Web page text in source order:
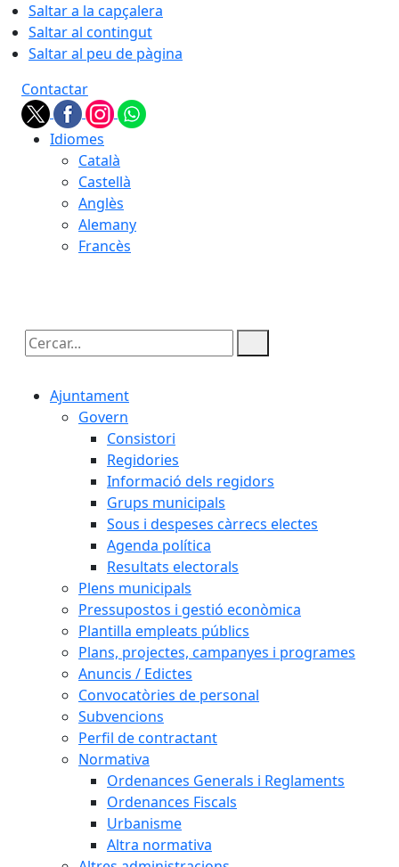
Saltar a la capçalera
Saltar al contingut
Saltar al peu de pàgina
Contactar
Idiomes
Català
Castellà
Anglès
Alemany
Francès
Cercar:
Ajuntament
Govern
Consistori
Regidories
Informació dels regidors
Grups municipals
Sous i despeses càrrecs electes
Agenda política
Resultats electorals
Plens municipals
Pressupostos i gestió econòmica
Plantilla empleats públics
Plans, projectes, campanyes i programes
Anuncis / Edictes
Convocatòries de personal
Subvencions
Perfil de contractant
Normativa
Ordenances Generals i Reglaments
Ordenances Fiscals
Urbanisme
Altra normativa